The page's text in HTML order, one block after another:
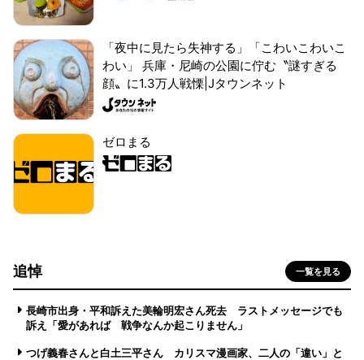
「夜中に見たら失神する」「こわいこわいこ
わい」 兵庫・尼崎の公園に佇む〝謎すぎる
顔〟に1.3万人戦慄|Jタウンネット
ゼロまる
追悼 一覧を見る
長崎市出身・平和訴えた美輪明宏さん死去 ラストメッセージでも
訴え「愛があれば 戦争なんか起こりません」
つげ義春さんと白土三平さん カリスマ漫画家、二人の「違い」と